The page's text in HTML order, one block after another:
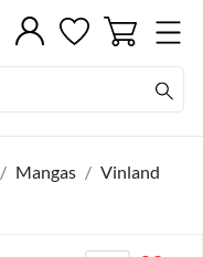
Mangas
Vinland